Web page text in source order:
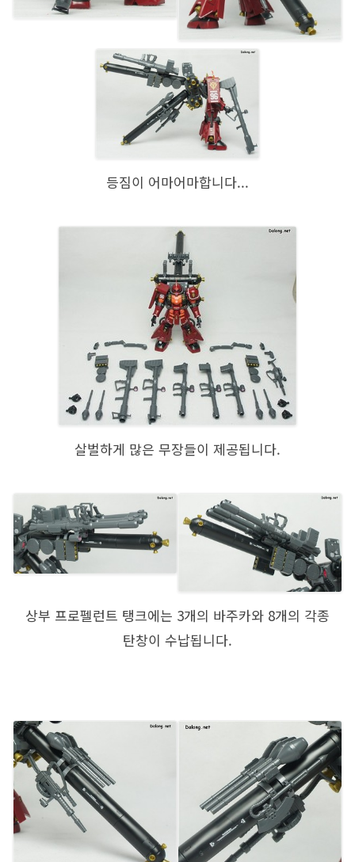
등짐이 어마어마합니다...
살벌하게 많은 무장들이 제공됩니다.
상부 프로펠런트 탱크에는 3개의 바주카와 8개의 각종
탄창이 수납됩니다.